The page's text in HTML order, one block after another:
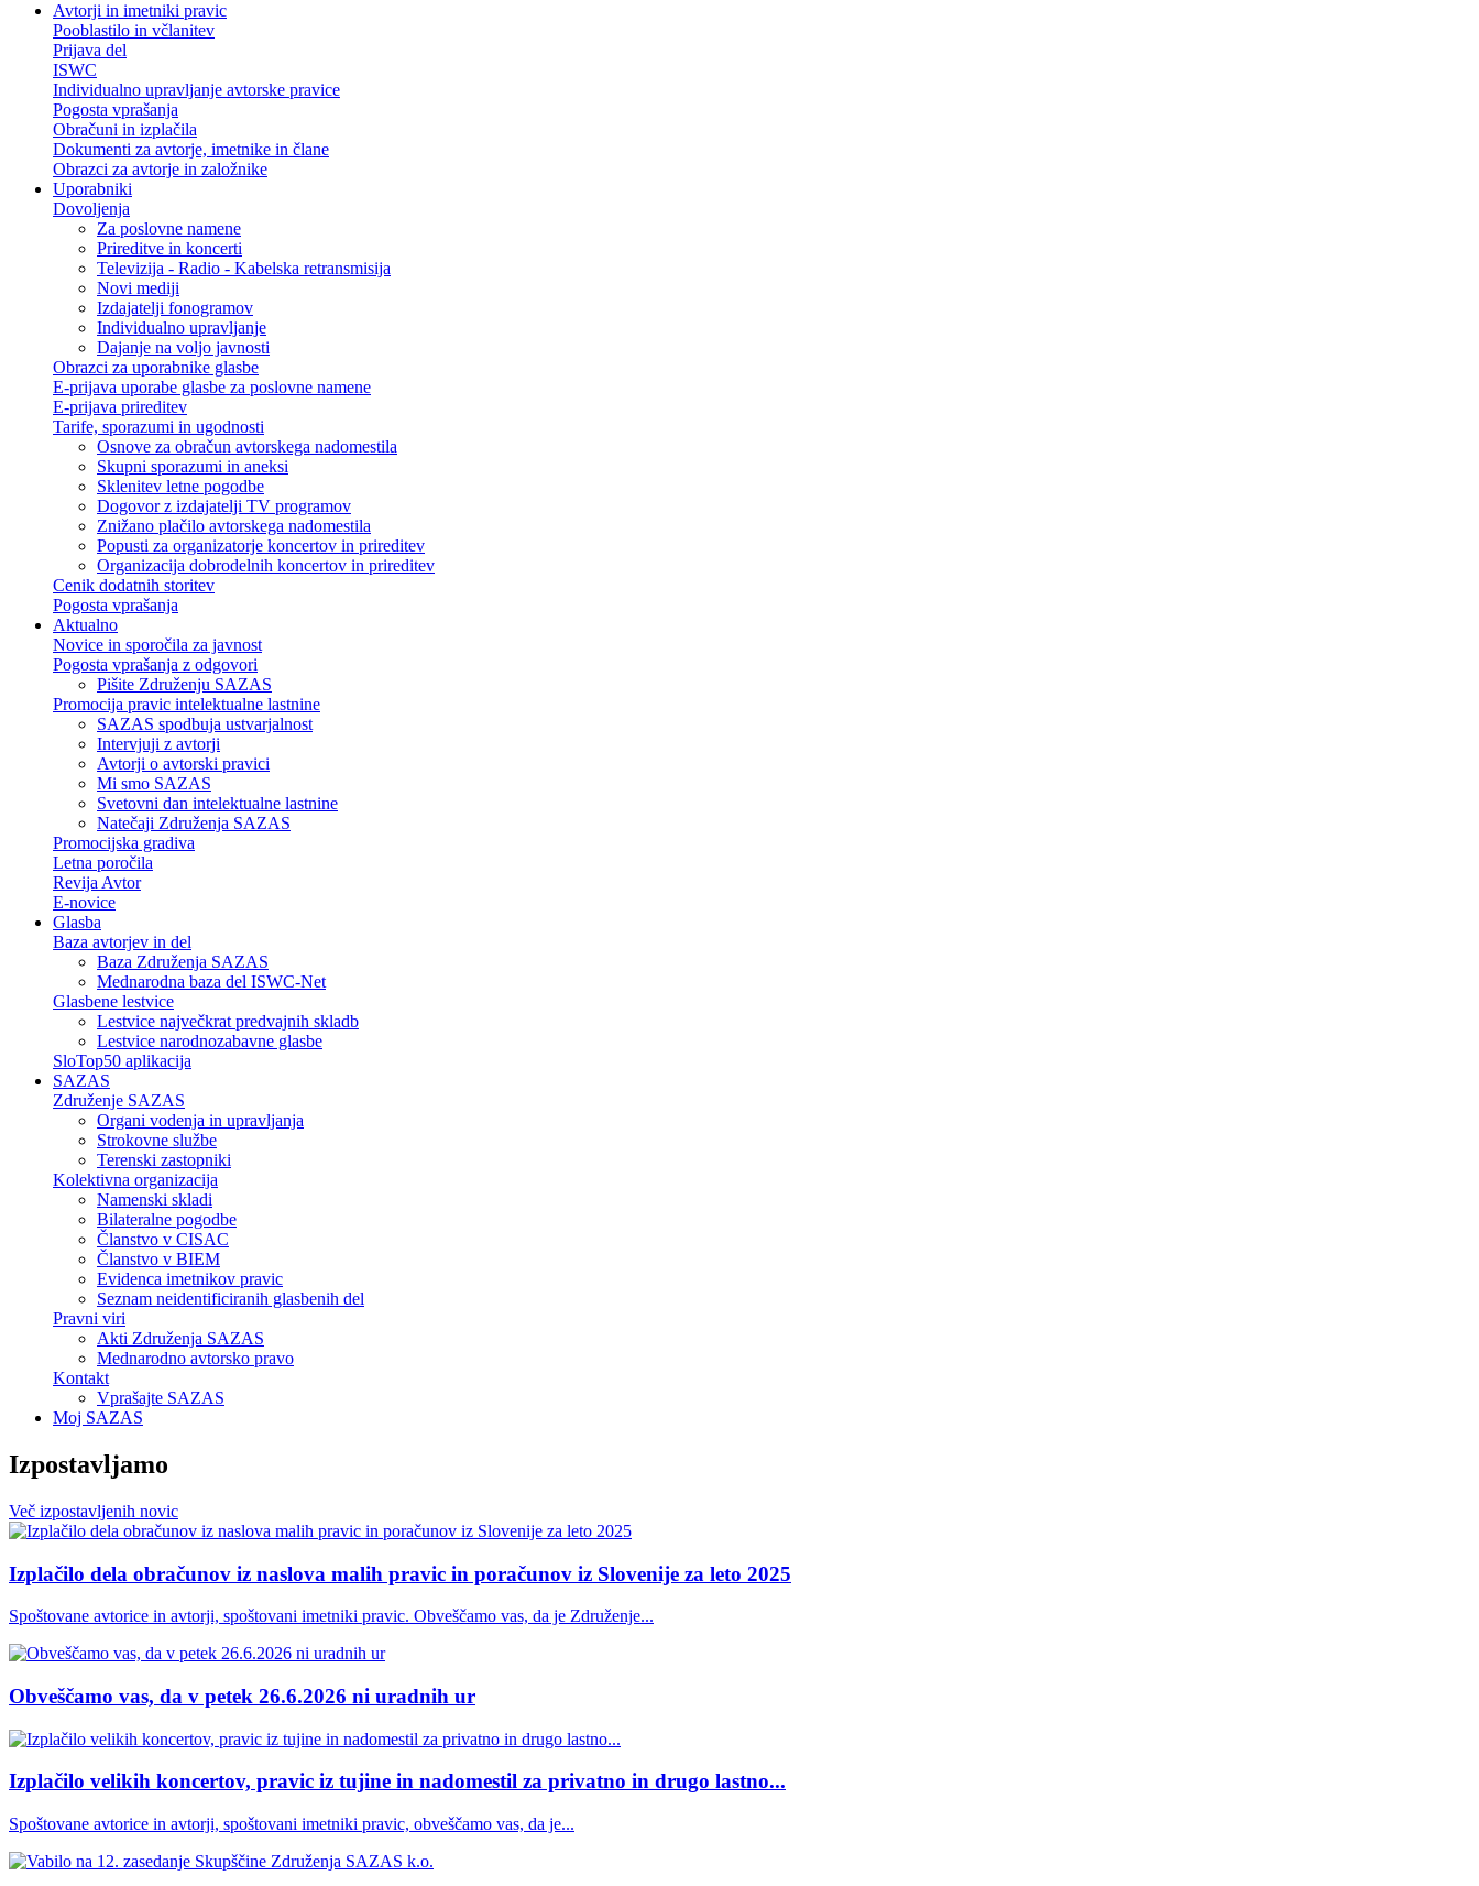
Avtorji in imetniki pravic
Pooblastilo in včlanitev
Prijava del
ISWC
Individualno upravljanje avtorske pravice
Pogosta vprašanja
Obračuni in izplačila
Dokumenti za avtorje, imetnike in člane
Obrazci za avtorje in založnike
Uporabniki
Dovoljenja
Za poslovne namene
Prireditve in koncerti
Televizija - Radio - Kabelska retransmisija
Novi mediji
Izdajatelji fonogramov
Individualno upravljanje
Dajanje na voljo javnosti
Obrazci za uporabnike glasbe
E-prijava uporabe glasbe za poslovne namene
E-prijava prireditev
Tarife, sporazumi in ugodnosti
Osnove za obračun avtorskega nadomestila
Skupni sporazumi in aneksi
Sklenitev letne pogodbe
Dogovor z izdajatelji TV programov
Znižano plačilo avtorskega nadomestila
Popusti za organizatorje koncertov in prireditev
Organizacija dobrodelnih koncertov in prireditev
Cenik dodatnih storitev
Pogosta vprašanja
Aktualno
Novice in sporočila za javnost
Pogosta vprašanja z odgovori
Pišite Združenju SAZAS
Promocija pravic intelektualne lastnine
SAZAS spodbuja ustvarjalnost
Intervjuji z avtorji
Avtorji o avtorski pravici
Mi smo SAZAS
Svetovni dan intelektualne lastnine
Natečaji Združenja SAZAS
Promocijska gradiva
Letna poročila
Revija Avtor
E-novice
Glasba
Baza avtorjev in del
Baza Združenja SAZAS
Mednarodna baza del ISWC-Net
Glasbene lestvice
Lestvice največkrat predvajnih skladb
Lestvice narodnozabavne glasbe
SloTop50 aplikacija
SAZAS
Združenje SAZAS
Organi vodenja in upravljanja
Strokovne službe
Terenski zastopniki
Kolektivna organizacija
Namenski skladi
Bilateralne pogodbe
Članstvo v CISAC
Članstvo v BIEM
Evidenca imetnikov pravic
Seznam neidentificiranih glasbenih del
Pravni viri
Akti Združenja SAZAS
Mednarodno avtorsko pravo
Kontakt
Vprašajte SAZAS
Moj SAZAS
Izpostavljamo
Več izpostavljenih novic
Izplačilo dela obračunov iz naslova malih pravic in poračunov iz Slovenije za leto 2025
Spoštovane avtorice in avtorji, spoštovani imetniki pravic. Obveščamo vas, da je Združenje...
Obveščamo vas, da v petek 26.6.2026 ni uradnih ur
Izplačilo velikih koncertov, pravic iz tujine in nadomestil za privatno in drugo lastno...
Spoštovane avtorice in avtorji, spoštovani imetniki pravic, obveščamo vas, da je...